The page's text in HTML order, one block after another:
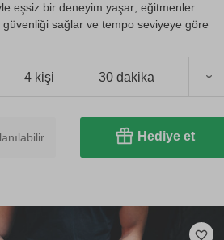
eşsiz bir deneyim yaşar; eğitmenler
güvenliği sağlar ve tempo seviyeye göre
4 kişi 30 dakika
Hediye et